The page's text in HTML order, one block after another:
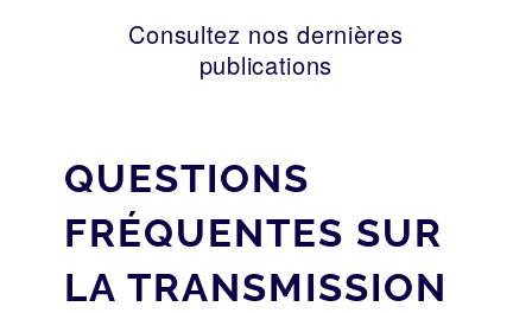
Consultez nos dernières
publications
QUESTIONS
FRÉQUENTES SUR
LA TRANSMISSION